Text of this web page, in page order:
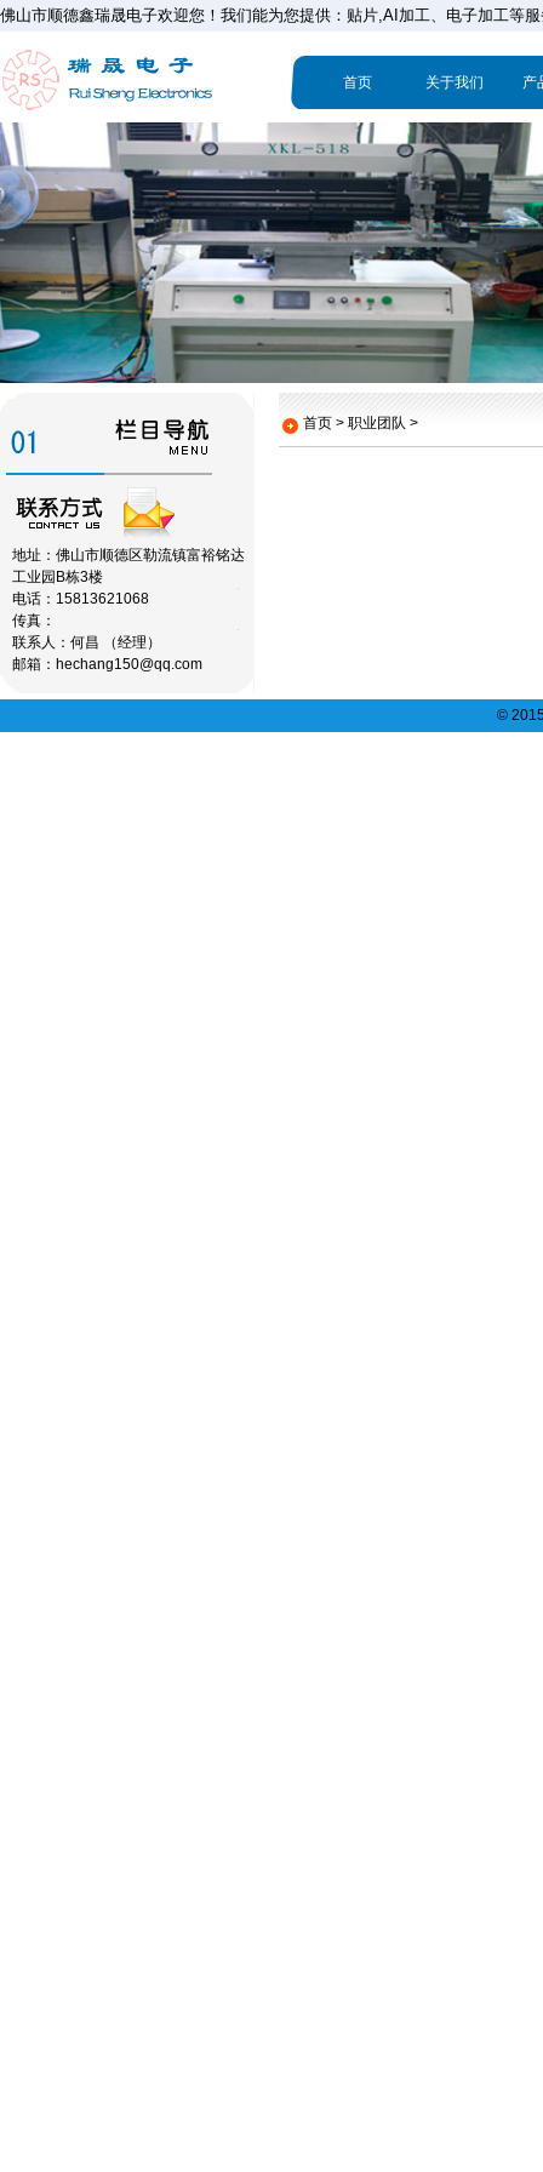
佛山市顺德鑫瑞晟电子欢迎您！我们能为您提供：贴片,AI加工、电子加工等
首页 关于我们 产
地址：佛山市顺德区勒流镇富裕铭达
工业园B栋3楼
电话：15813621068
传真：
联系人：何昌 （经理）
邮箱：hechang150@qq.com
首页 > 职业团队 >
©